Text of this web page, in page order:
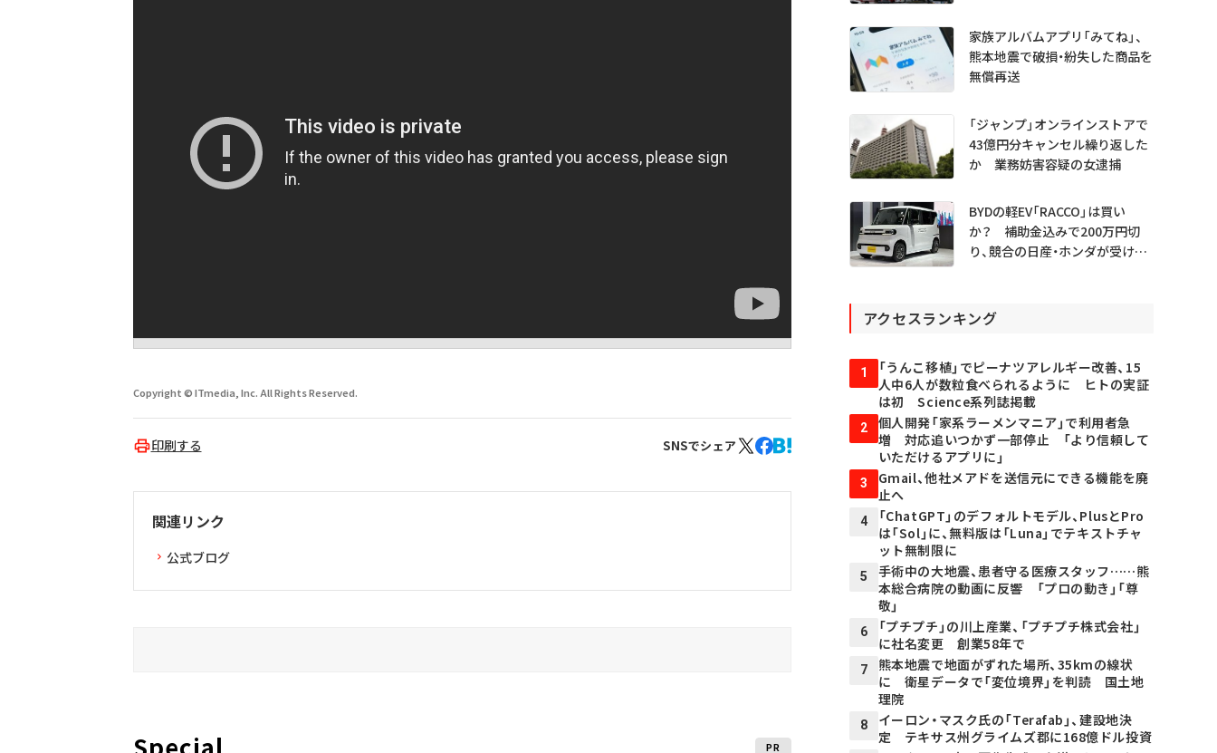
Copyright © ITmedia, Inc. All Rights Reserved.
印刷する SNSでシェア
関連リンク
公式ブログ
PR
家族アルバムアプリ「みてね」、
熊本地震で破損・紛失した商品を
無償再送
「ジャンプ」オンラインストアで
43億円分キャンセル繰り返した
か 業務妨害容疑の女逮捕
BYDの軽EV「RACCO」は買い
か？ 補助金込みで200万円切
り、競合の日産・ホンダが受ける
アクセスランキング
1
「うんこ移植」でピーナツアレルギー改善、15
人中6人が数粒食べられるように ヒトの実証
は初 Science系列誌掲載
2
個人開発「家系ラーメンマニア」で利用者急
増 対応追いつかず一部停止 「より信頼して
いただけるアプリに」
3
Gmail、他社メアドを送信元にできる機能を廃
止へ
4
「ChatGPT」のデフォルトモデル、PlusとPro
は「Sol」に、無料版は「Luna」でテキストチャ
ット無制限に
5
手術中の大地震、患者守る医療スタッフ……熊
本総合病院の動画に反響 「プロの動き」「尊
敬」
6
「プチプチ」の川上産業、「プチプチ株式会社」
に社名変更 創業58年で
7
熊本地震で地面がずれた場所、35kmの線状
に 衛星データで「変位境界」を判読 国土地
理院
8
イーロン・マスク氏の「Terafab」、建設地決
定 テキサス州グライムズ郡に168億ドル投資